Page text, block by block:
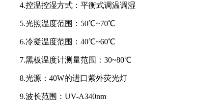
4.控温控湿方式：平衡式调温调湿
5.光照温度范围：50℃~70℃
6.冷凝温度范围：40℃~60℃
7.黑板温度计测量范围：30~80℃
8.光源：40W的进口紫外荧光灯
9.波长范围：UV-A340nm